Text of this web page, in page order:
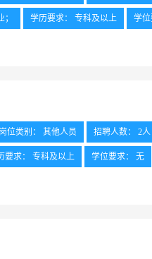
学历要求： 专科及以上 学
岗位类别： 其他人员 招聘人数： 2人
要求： 专科及以上 学位要求： 无
和力强，责任心强。